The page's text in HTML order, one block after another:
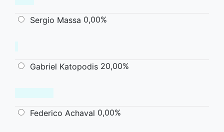
Sergio Massa 0,00%
Gabriel Katopodis 20,00%
Federico Achaval 0,00%